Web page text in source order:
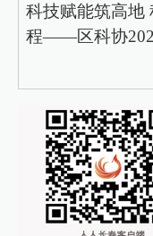
科技赋能筑高地
程——区科协